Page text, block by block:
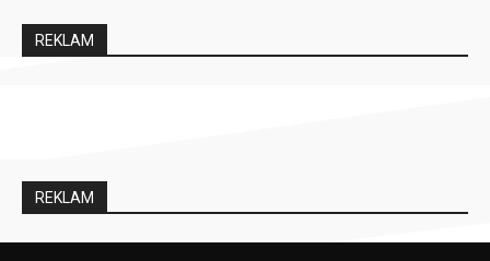
REKLAM
REKLAM